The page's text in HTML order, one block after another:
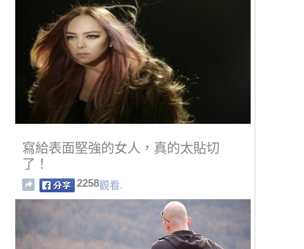
寫給表面堅強的女人，真的太貼切
了！
2258觀看.